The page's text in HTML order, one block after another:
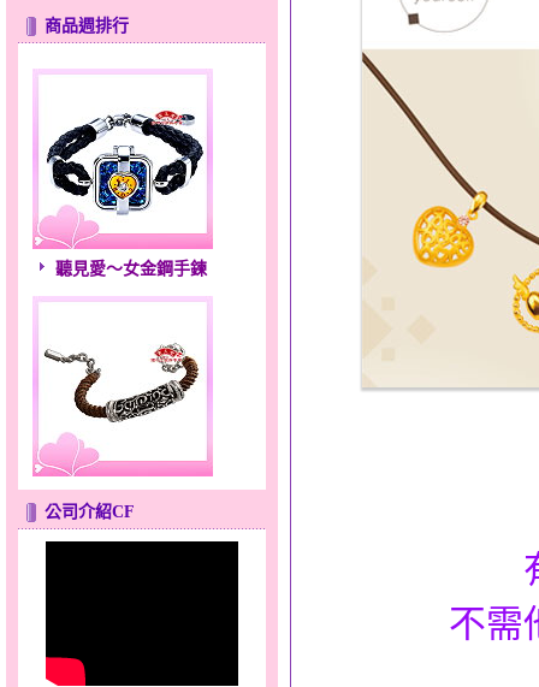
商品週排行
愛滿滿～金銀鋼套鍊
聽見愛～女金鋼手鍊
鎖愛情話～蠟線銀鋼手鍊
公司介紹CF
不需